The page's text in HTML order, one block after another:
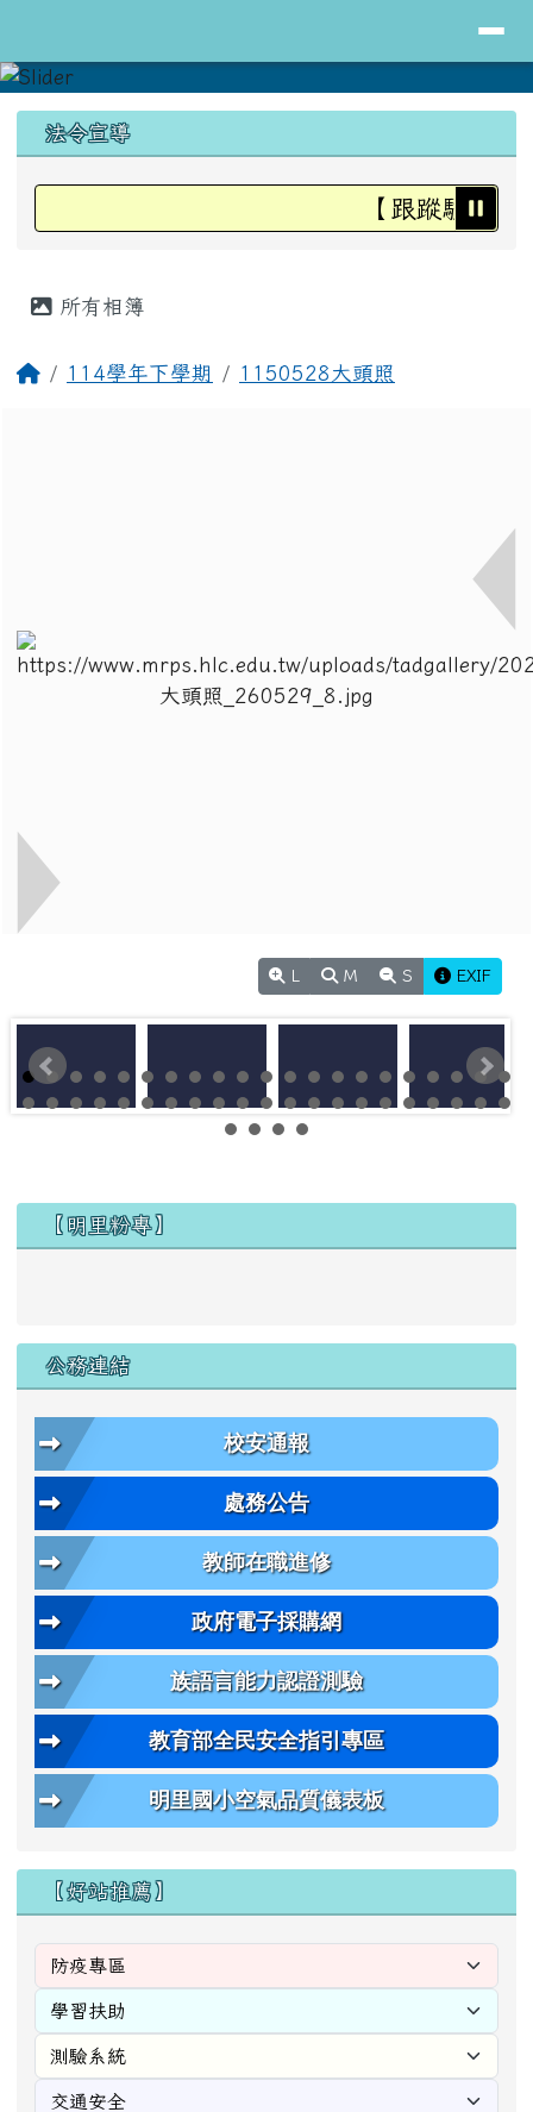
上中區域內容
法令宣導
【跟蹤騷擾
所有相簿
回首頁114學年下學期 1150528大頭照
M S EXIF
左邊區域內容
【明里粉專】
公務連結
校安通報
處務公告
教師在職進修
政府電子採購網
族語言能力認證測驗
教育部全民安全指引專區
明里國小空氣品質儀表板
【好站推薦】
頁尾區域